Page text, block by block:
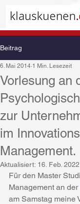
Beitrag
Vorlesung an
zur
im Innovations
Management.
6. Mai 2014 1 Min. Lesezeit
Aktualisiert: 16. Feb. 2022
Für den Master
Management an der
am Samstag meine